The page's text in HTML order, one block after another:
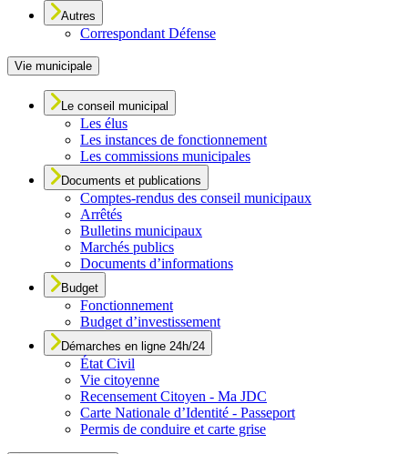
Autres
Correspondant Défense
Vie municipale
Le conseil municipal
Les élus
Les instances de fonctionnement
Les commissions municipales
Documents et publications
Comptes-rendus des conseil municipaux
Arrêtés
Bulletins municipaux
Marchés publics
Documents d’informations
Budget
Fonctionnement
Budget d’investissement
Démarches en ligne 24h/24
État Civil
Vie citoyenne
Recensement Citoyen - Ma JDC
Carte Nationale d’Identité - Passeport
Permis de conduire et carte grise